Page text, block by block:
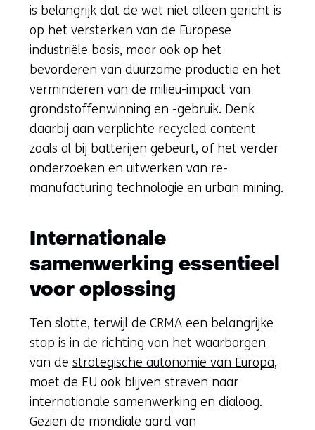
is belangrijk dat de wet niet alleen gericht is
op het versterken van de Europese
industriële basis, maar ook op het
bevorderen van duurzame productie en het
verminderen van de milieu-impact van
grondstoffenwinning en -gebruik. Denk
daarbij aan verplichte recycled content
zoals al bij batterijen gebeurt, of het verder
onderzoeken en uitwerken van re-
manufacturing technologie en urban mining.
Internationale
samenwerking essentieel
voor oplossing
Ten slotte, terwijl de CRMA een belangrijke
stap is in de richting van het waarborgen
van de strategische autonomie van Europa,
moet de EU ook blijven streven naar
internationale samenwerking en dialoog.
Gezien de mondiale aard van